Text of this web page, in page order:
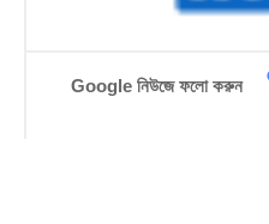
Google নিউজে ফলো করুন